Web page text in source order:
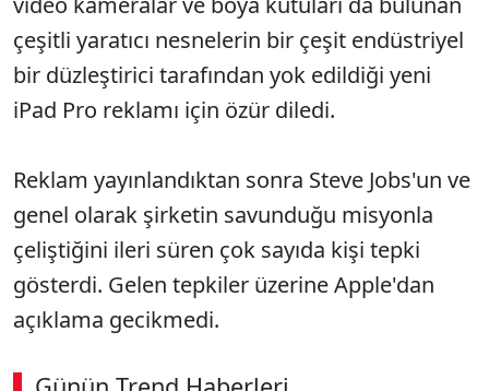
çeşitli yaratıcı nesnelerin bir çeşit endüstriyel
bir düzleştirici tarafından yok edildiği yeni
iPad Pro reklamı için özür diledi.
Reklam yayınlandıktan sonra Steve Jobs'un ve
genel olarak şirketin savunduğu misyonla
çeliştiğini ileri süren çok sayıda kişi tepki
gösterdi. Gelen tepkiler üzerine Apple'dan
açıklama gecikmedi.